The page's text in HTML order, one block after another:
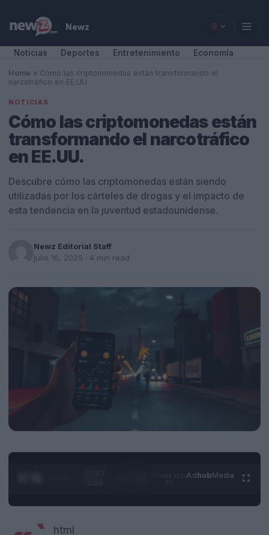
Newz
Noticias Deportes Entretenimiento Economía
Home » Cómo las criptomonedas están transformando el
narcotráfico en EE.UU.
NOTICIAS
Cómo las criptomonedas están
transformando el narcotráfico
en EE.UU.
Descubre cómo las criptomonedas están siendo
utilizadas por los cárteles de drogas y el impacto de
esta tendencia en la juventud estadounidense.
Newz Editorial Staff
julio 16, 2025 · 4 min read
0:28 /
AdhubMedia
html